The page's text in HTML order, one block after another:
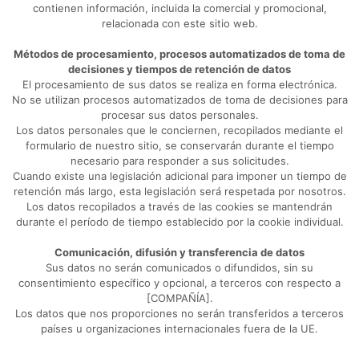
contienen información, incluida la comercial y promocional,
relacionada con este sitio web.
Métodos de procesamiento, procesos automatizados de toma de
decisiones y tiempos de retención de datos
El procesamiento de sus datos se realiza en forma electrónica.
No se utilizan procesos automatizados de toma de decisiones para
procesar sus datos personales.
Los datos personales que le conciernen, recopilados mediante el
formulario de nuestro sitio, se conservarán durante el tiempo
necesario para responder a sus solicitudes.
Cuando existe una legislación adicional para imponer un tiempo de
retención más largo, esta legislación será respetada por nosotros.
Los datos recopilados a través de las cookies se mantendrán
durante el período de tiempo establecido por la cookie individual.
Comunicación, difusión y transferencia de datos
Sus datos no serán comunicados o difundidos, sin su
consentimiento específico y opcional, a terceros con respecto a
[COMPAÑÍA].
Los datos que nos proporciones no serán transferidos a terceros
países u organizaciones internacionales fuera de la UE.